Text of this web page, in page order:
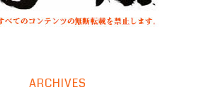
ARCHIVES